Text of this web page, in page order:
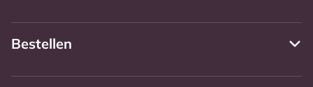
Bestellen